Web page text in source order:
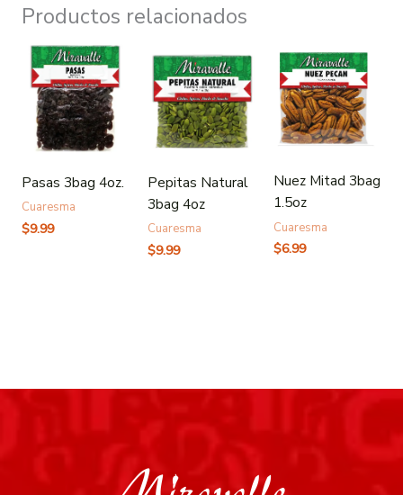
Productos relacionados
Pasas 3bag 4oz.
Cuaresma
$9.99
Pepitas Natural
3bag 4oz
Cuaresma
$9.99
Nuez Mitad 3bag
1.5oz
Cuaresma
$6.99